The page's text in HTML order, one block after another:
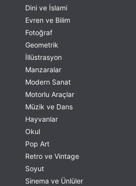
Dini ve İslami
Evren ve Bilim
Fotoğraf
Geometrik
İllüstrasyon
Manzaralar
Modern Sanat
Motorlu Araçlar
Müzik ve Dans
Hayvanlar
Okul
Pop Art
Retro ve Vintage
Soyut
Sinema ve Ünlüler